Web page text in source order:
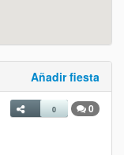
Añadir fiesta
0
0